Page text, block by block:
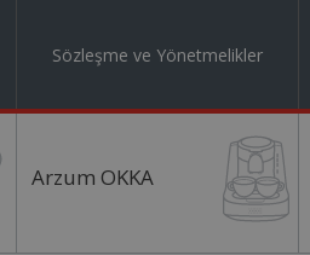
Sözleşme ve Yönetmelikler
Arzum OKKA